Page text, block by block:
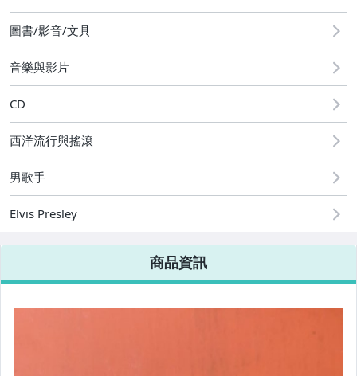
[全店] 週年慶
圖書/影音/文具
音樂與影片
CD
西洋流行與搖滾
男歌手
Elvis Presley
商品資訊